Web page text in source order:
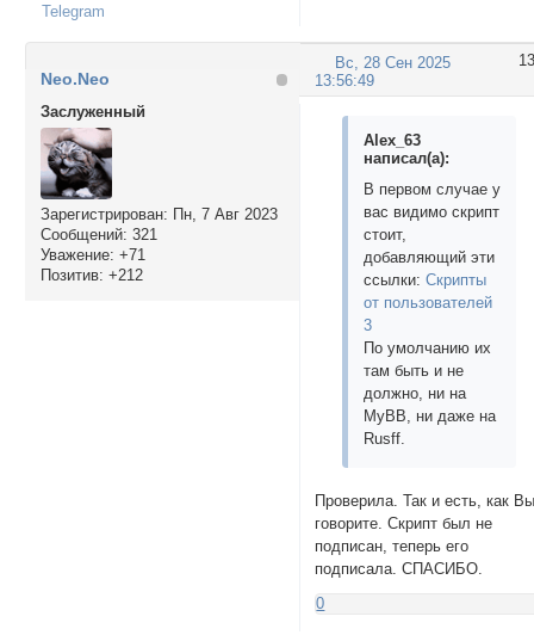
Telegram
13
Вс, 28 Сен 2025
13:56:49
Neo.Neo
Заслуженный
Зарегистрирован: Пн, 7 Авг 2023
Сообщений: 321
Уважение: +71
Позитив: +212
Alex_63
написал(а):
В первом случае у
вас видимо скрипт
стоит,
добавляющий эти
ссылки:Скрипты
от пользователей
3
По умолчанию их
там быть и не
должно, ни на
MyBB, ни даже на
Rusff.
Проверила. Так и есть, как
говорите. Скрипт был не
подписан, теперь его
подписала. СПАСИБО.
0